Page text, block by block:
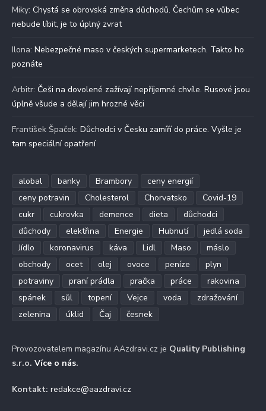
Miky: Chystá se obrovská změna důchodů. Čechům se vůbec
nebude líbit, je to úplný zvrat
Ilona: Nebezpečné maso v českých supermarketech. Takto ho
poznáte
Arbitr: Češi na dovolené zažívají nepříjemné chvíle. Rusové jsou
úplně všude a dělají jim hrozné věci
František Špaček: Důchodci v Česku zamíří do práce. Vyšle je
tam speciální opatření
alobal banky Brambory
ceny energií
ceny potravin
Cholesterol Chorvatsko
Covid-19
cukr
cukrovka demence dieta
důchodci
důchody
elektřina Energie Hubnutí
jedlá soda
Jídlo
koronavirus káva Lidl Maso
máslo
obchody
ocet olej ovoce peníze
plyn
potraviny
praní prádla pračka práce
rakovina
spánek
sůl topení Vejce voda
zdražování
zelenina
úklid Čaj česnek
Provozovatelem magazínu AAzdravi.cz je Quality Publishing
s.r.o. Více o nás.
Kontakt: redakce@aazdravi.cz